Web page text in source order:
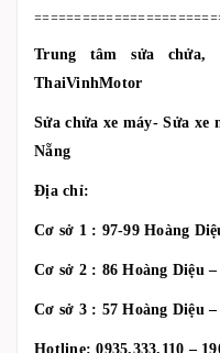
Trung tâm sửa
ThaiVinhMotor
Sửa chửa xe máy- Sửa
Nẵng
Địa chỉ:
Cơ sở 1 : 97-99 Hoàng
Cơ sở 2 : 86 Hoàng Diệu
Cơ sở 3 : 57 Hoàng Diệu
Hotline: 0935.333.110 –